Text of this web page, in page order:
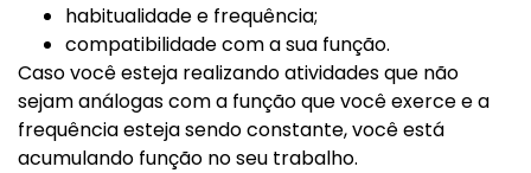
habitualidade e frequência;
compatibilidade com a sua função.
Caso você esteja realizando atividades que não
sejam análogas com a função que você exerce e a
frequência esteja sendo constante, você está
acumulando função no seu trabalho.